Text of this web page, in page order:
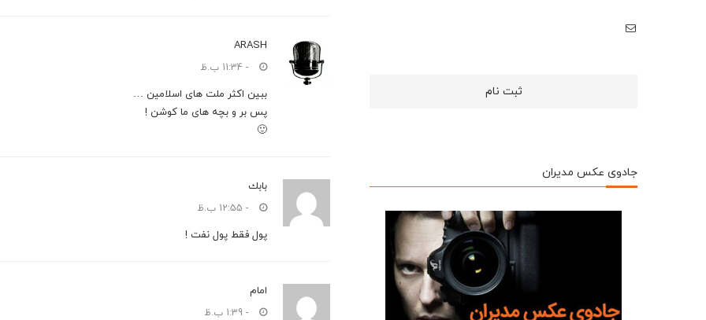
ARASH
- 11:34 ب.ظ
ببین اکثر ملت های اسلامین …
پس بر و بچه های ما کوشن !
🙂
بابك
- 12:55 ب.ظ
پول فقط پول نفت !
امام
- 1:39 ب.ظ
جادوی عکس مدیران